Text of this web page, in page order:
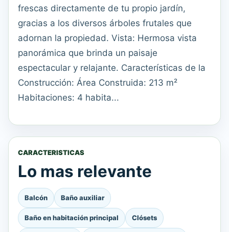
frescas directamente de tu propio jardín,
gracias a los diversos árboles frutales que
adornan la propiedad. Vista: Hermosa vista
panorámica que brinda un paisaje
espectacular y relajante. Características de la
Construcción: Área Construida: 213 m²
Habitaciones: 4 habita...
CARACTERISTICAS
Lo mas relevante
Balcón Baño auxiliar
Baño en habitación principal Clósets